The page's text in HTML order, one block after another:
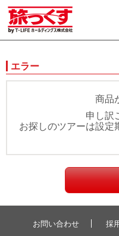
エラー
商品
申し訳
お探しのツアーは設定
お問い合わせ 採